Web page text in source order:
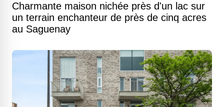
Charmante maison nichée près d'un lac sur
un terrain enchanteur de près de cinq acres
au Saguenay